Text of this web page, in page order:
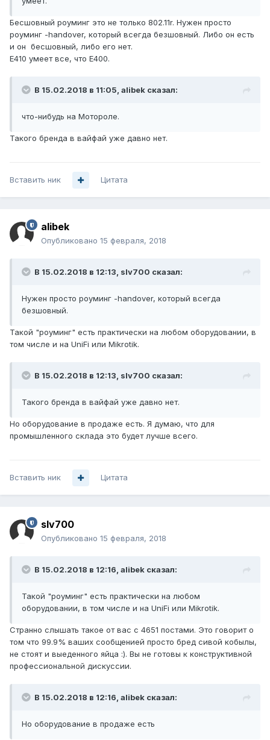
Бесшовный роуминг это не только 802.11r. Нужен просто
роуминг -handover, который всегда безшовный. Либо он есть
и он бесшовный, либо его нет.
E410 умеет все, что E400.
В 15.02.2018 в 11:05, alibek сказал:
что-нибудь на Мотороле.
Такого бренда в вайфай уже давно нет.
Вставить ник Цитата
alibek
Опубликовано 15 февраля, 2018
В 15.02.2018 в 12:13, slv700 сказал:
Нужен просто роуминг -handover, который всегда
безшовный.
Такой "роуминг" есть практически на любом оборудовании, в
том числе и на UniFi или Mikrotik.
В 15.02.2018 в 12:13, slv700 сказал:
Такого бренда в вайфай уже давно нет.
Но оборудование в продаже есть. Я думаю, что для
промышленного склада это будет лучше всего.
Вставить ник Цитата
slv700
Опубликовано 15 февраля, 2018
В 15.02.2018 в 12:16, alibek сказал:
Такой "роуминг" есть практически на любом
оборудовании, в том числе и на UniFi или Mikrotik.
Странно слышать такое от вас с 4651 постами. Это говорит о
том что 99.9% ваших сообщенией просто бред сивой кобылы,
не стоят и выеденного яйца :). Вы не готовы к конструктивной
профессиональной дискуссии.
В 15.02.2018 в 12:16, alibek сказал:
Но оборудование в продаже есть